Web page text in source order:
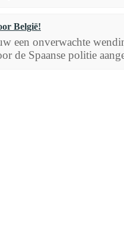
België!
een onverwachte
de Spaanse politie